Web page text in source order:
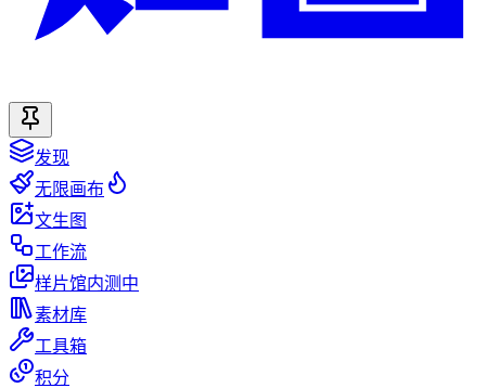
发现
无限画布
文生图
工作流
样片馆内测中
素材库
工具箱
积分